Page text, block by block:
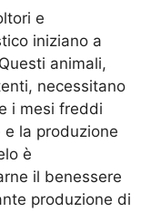
e
iniziano a
animali,
necessitano
i mesi freddi
la produzione
è
il benessere
produzione di